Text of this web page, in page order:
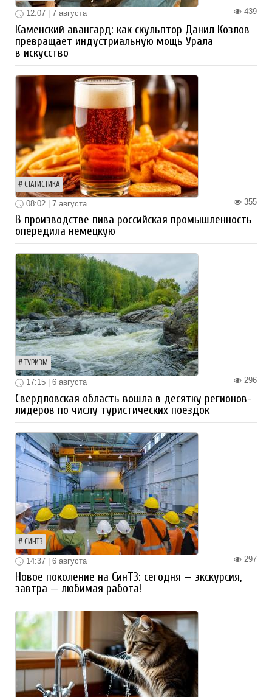
439
12:07 | 7 августа
Каменский авангард: как скульптор Данил Козлов
превращает индустриальную мощь Урала
в искусство
СТАТИСТИКА
355
08:02 | 7 августа
В производстве пива российская промышленность
опередила немецкую
ТУРИЗМ
296
17:15 | 6 августа
Свердловская область вошла в десятку регионов-
лидеров по числу туристических поездок
СИНТЗ
297
14:37 | 6 августа
Новое поколение на СинТЗ: сегодня — экскурсия,
завтра — любимая работа!